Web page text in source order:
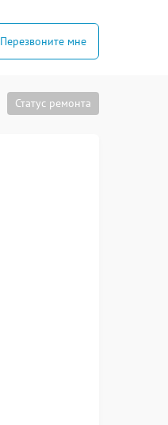
Перезвоните мне
Статус ремонта